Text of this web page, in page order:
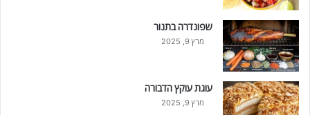
שפונדרה בתנור
מרץ 9, 2025
עוגת עוקץ הדבורה
מרץ 9, 2025